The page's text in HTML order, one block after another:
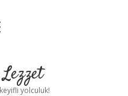
yolculuk!